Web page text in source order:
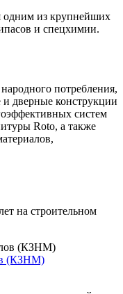
одним из крупнейших
и спецхимии.
потребления,
и дверные конструкции
систем
Roto, а также
на строительном
(КЗНМ)